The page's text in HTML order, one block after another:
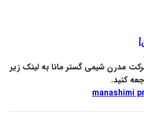
مدرن شیمی گستر مانا به لینک زیر
کنید.
manashimi